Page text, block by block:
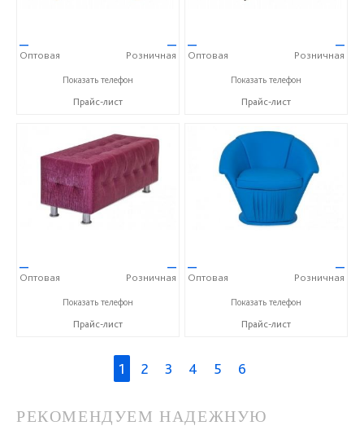
—
Оптовая
—
Розничная
+7 (351) 277-75-62
Показать телефон
Прайс-лист
—
Оптовая
—
Розничная
+7 (351) 277-75-62
Показать телефон
Прайс-лист
—
Оптовая
—
Розничная
+7 (351) 277-75-62
Показать телефон
Прайс-лист
—
Оптовая
—
Розничная
+7 (351) 277-75-62
Показать телефон
Прайс-лист
1 2 3 4 5 6
РЕКОМЕНДУЕМ НАДЕЖНУЮ